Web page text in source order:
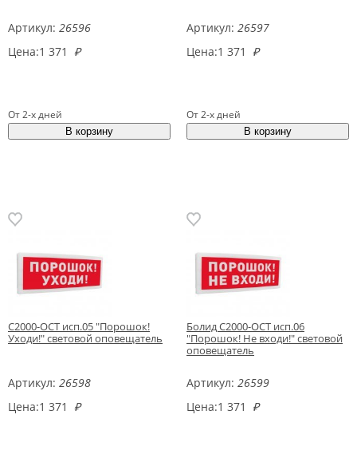
Артикул: 26596
Цена:1 371 ₽
От 2-х дней
Артикул: 26597
Цена:1 371 ₽
От 2-х дней
С2000-ОСТ исп.05 "Порошок!
Уходи!" световой оповещатель
Артикул: 26598
Цена:1 371 ₽
Болид С2000-ОСТ исп.06
"Порошок! Не входи!" световой
оповещатель
Артикул: 26599
Цена:1 371 ₽